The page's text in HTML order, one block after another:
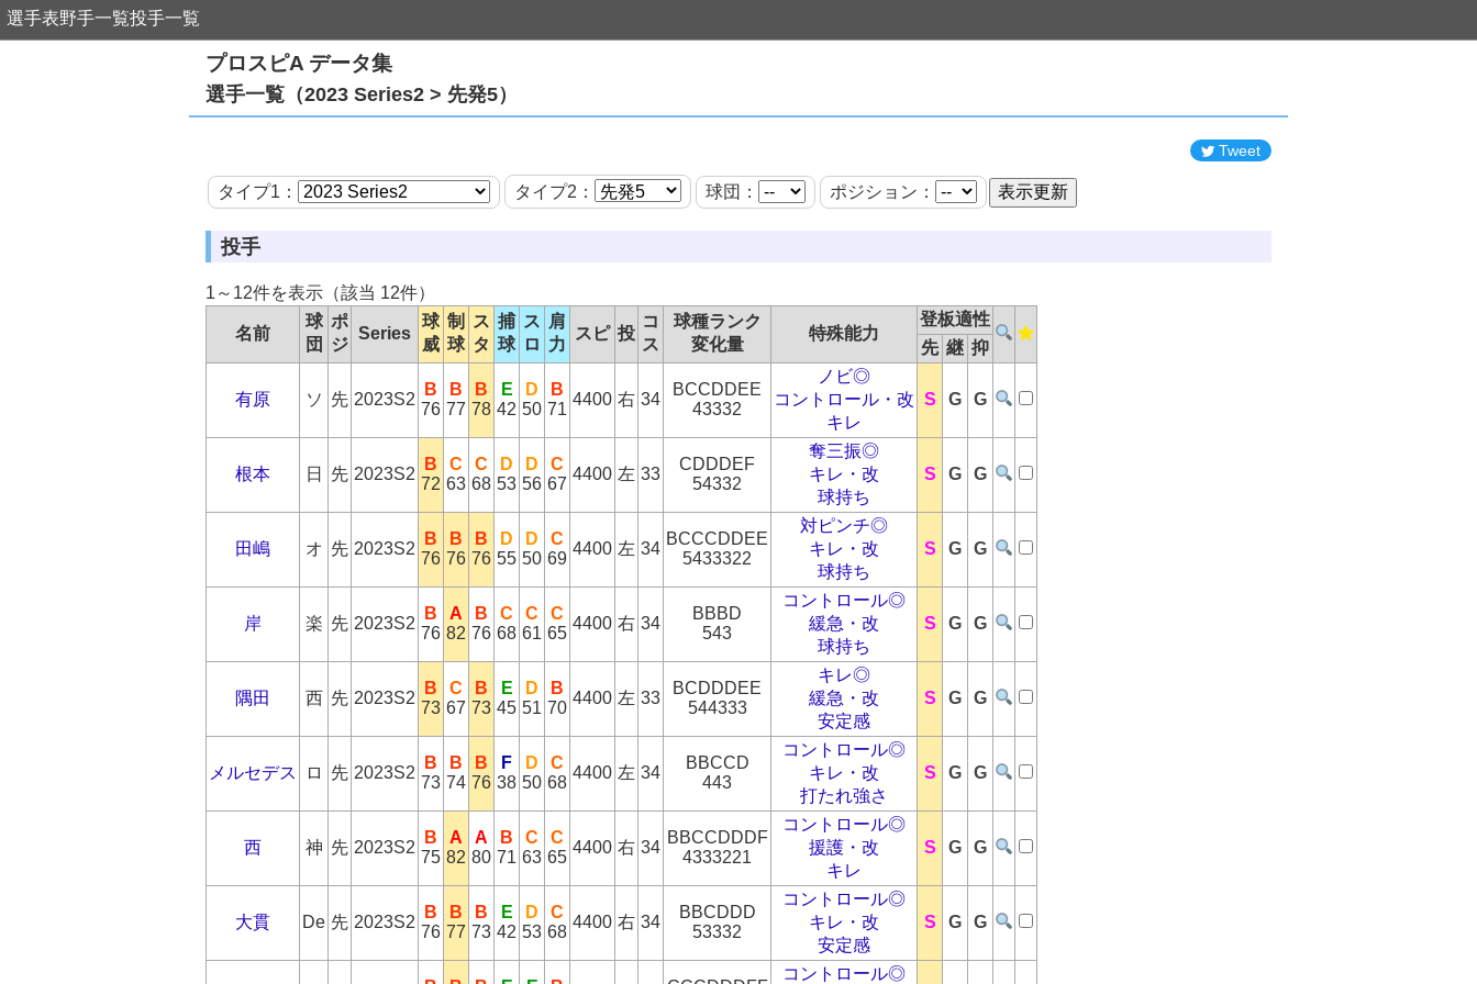
選手表野手一覧投手一覧
プロスピA データ集
選手一覧（2023 Series2 > 先発5）
Tweet
タイプ1： タイプ2： 球団： ポジション：
投手
1～12件を表示（該当 12件）
名前
球
団
ポ
ジ
Series
球
威
制
球
ス
タ
捕
球
ス
ロ
肩
力
スピ 投
コ
ス
球種ランク
変化量
特殊能力
登板適性
先 継 抑
有原 ソ 先 2023S2
B
76
B
77
B
78
E
42
D
50
B
71
4400 右 34
BCCDDEE
43332
ノビ◎
コントロール・改
キレ
S G G
根本 日 先 2023S2
B
72
C
63
C
68
D
53
D
56
C
67
4400 左 33
CDDDEF
54332
奪三振◎
キレ・改
球持ち
S G G
田嶋 オ 先 2023S2
B
76
B
76
B
76
D
55
D
50
C
69
4400 左 34
BCCCDDEE
5433322
対ピンチ◎
キレ・改
球持ち
S G G
岸 楽 先 2023S2
B
76
A
82
B
76
C
68
C
61
C
65
4400 右 34
BBBD
543
コントロール◎
緩急・改
球持ち
S G G
隅田 西 先 2023S2
B
73
C
67
B
73
E
45
D
51
B
70
4400 左 33
BCDDDEE
544333
キレ◎
緩急・改
安定感
S G G
メルセデス ロ 先 2023S2
B
73
B
74
B
76
F
38
D
50
C
68
4400 左 34
BBCCD
443
コントロール◎
キレ・改
打たれ強さ
S G G
西 神 先 2023S2
B
75
A
82
A
80
B
71
C
63
C
65
4400 右 34
BBCCDDDF
4333221
コントロール◎
援護・改
キレ
S G G
大貫 De 先 2023S2
B
76
B
77
B
73
E
42
D
53
C
68
4400 右 34
BBCDDD
53332
コントロール◎
キレ・改
安定感
S G G
コントロール◎